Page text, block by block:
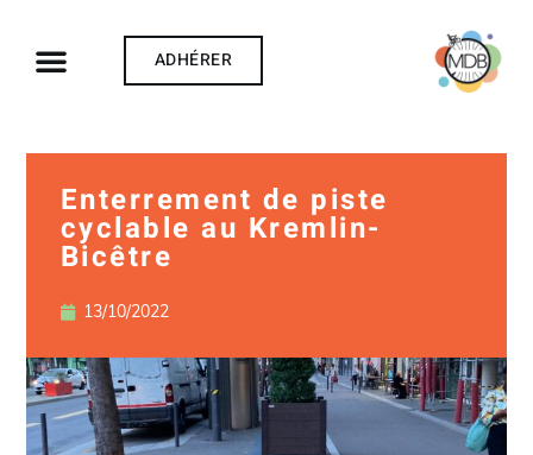
ADHÉRER
Enterrement de piste
cyclable au Kremlin-
Bicêtre
13/10/2022